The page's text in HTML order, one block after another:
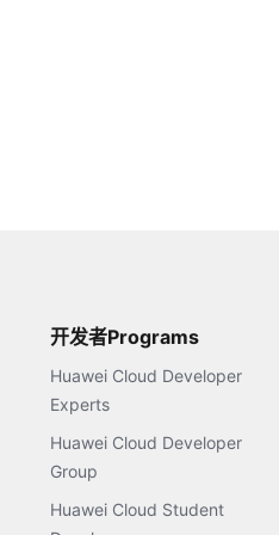
开发者Programs
Huawei Cloud Developer
Experts
Huawei Cloud Developer
Group
Huawei Cloud Student